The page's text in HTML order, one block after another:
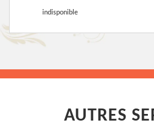
indisponible
AUTRES